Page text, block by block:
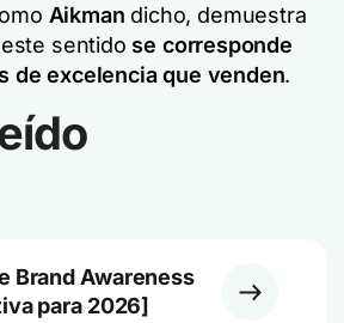
Aikman dicho, demuestra
sentido se corresponde
de excelencia que venden.
Brand Awareness
para 2026]